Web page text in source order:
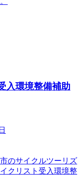
入環境整備補助
のサイクルツーリズ
クリスト受入環境整